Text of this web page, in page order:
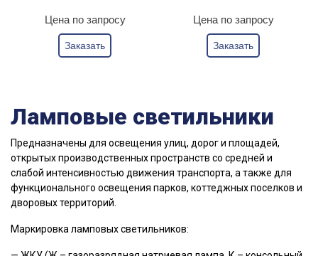
Цена по запросу
Заказать
Цена по запросу
Заказать
Ламповые светильники
Предназначены для освещения улиц, дорог и площадей,
открытых производственных пространств со средней и
слабой интенсивностью движения транспорта, а также для
функционального освещения парков, коттеджных поселков и
дворовых территорий.
Маркировка ламповых светильников: